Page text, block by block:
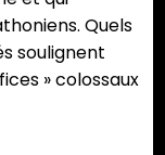
Quels
soulignent
» colossaux